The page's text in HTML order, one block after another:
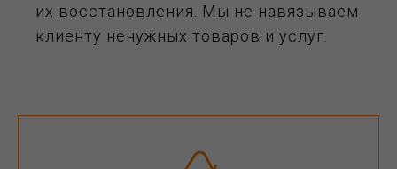
их восстановления. Мы не навязываем
клиенту ненужных товаров и услуг.